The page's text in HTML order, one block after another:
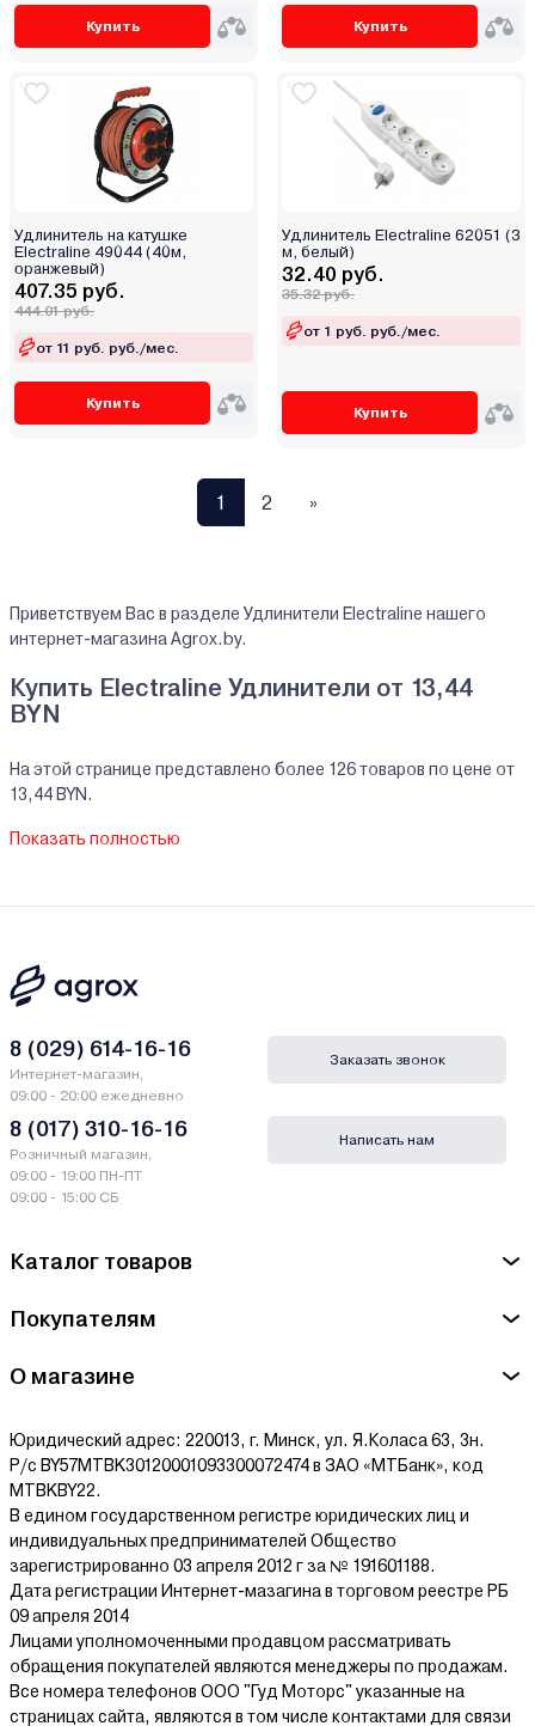
Купить Купить
Удлинитель на катушке
Electraline 49044 (40м,
оранжевый)
407.35 руб.
444.01 руб.
от 11 руб. руб./мес.
Купить
Удлинитель Electraline 62051 (3
м, белый)
32.40 руб.
35.32 руб.
от 1 руб. руб./мес.
Купить
1 2 »
Приветствуем Вас в разделе Удлинители Electraline нашего
интернет-магазина Agrox.by.
Купить Electraline Удлинители от 13,44
BYN
На этой странице представлено более 126 товаров по цене от
13,44 BYN.
предоставляем официальную гарантию.
В нашем интернет-магазине Вы можете приобристи товары
Electraline за наличный и безналичный расчет. А также в кредит,
ведущих банков Беларуси.
Гарантии и сервис - Удлинители Electraline
Производитель Electraline - НИНГБО ЭЛЕКТРАЛАЙН ГЛОБАЛ
ТРАЙДИНГ КО., 315174, Минле Вилладж, Джаоджиао Таун,
Енжоу Дистрикт, Нигбо Сити, Китай
Минск, БУДСЛАВСКАЯ ул., дом № 2-4ц.
Ознакомиться с условиями оплаты и доставки товара можно
Показать полностью
Каталог товаров
Покупателям
О магазине
Юридический адрес: 220013, г. Минск, ул. Я.Коласа 63, 3н.
Р/с BY57MTBK30120001093300072474 в ЗАО «МТБанк», код
MTBKBY22.
В едином государственном регистре юридических лиц и
индивидуальных предпринимателей Общество
зарегистрированно 03 апреля 2012 г за № 191601188.
Дата регистрации Интернет-мазагина в торговом реестре РБ
09 апреля 2014
Лицами уполномоченными продавцом рассматривать
обращения покупателей являются менеджеры по продажам.
Все номера телефонов ООО "Гуд Моторс" указанные на
страницах сайта, являются в том числе контактами для связи
8 (029) 614-16-16
Интернет-магазин,
09:00 - 20:00 ежедневно
8 (017) 310-16-16
Розничный магазин,
09:00 - 19:00 ПН-ПТ
09:00 - 15:00 СБ
Заказать звонок
Написать нам